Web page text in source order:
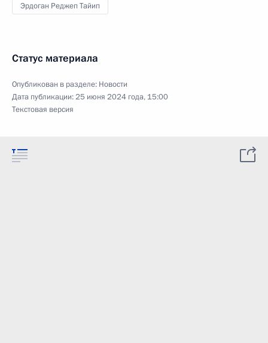
Эрдоган Реджеп Тайип
Статус материала
Опубликован в разделе: Новости
Дата публикации:25 июня 2024 года, 15:00
Текстовая версия